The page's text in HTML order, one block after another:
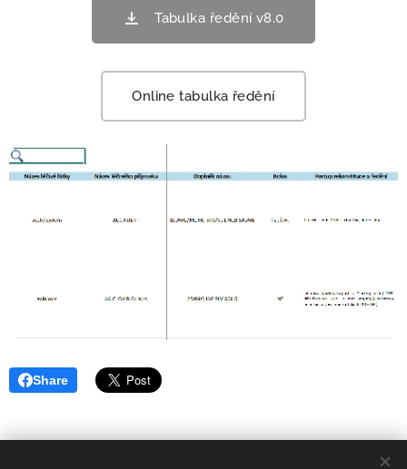
Tabulka ředění v8.0
Online tabulka ředění
Share